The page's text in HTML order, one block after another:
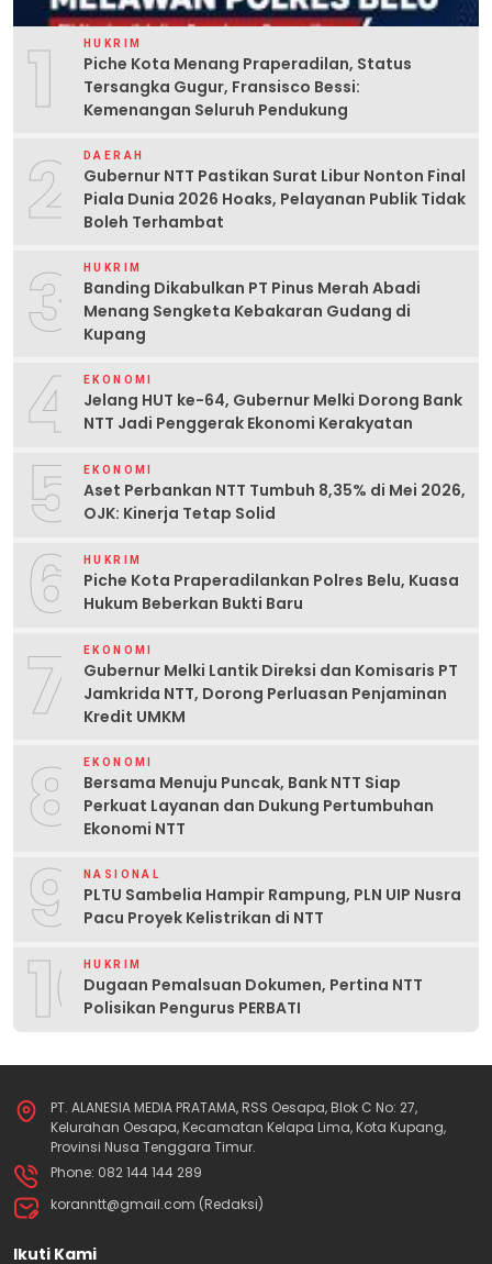
1 HUKRIM
Piche Kota Menang Praperadilan, Status
Tersangka Gugur, Fransisco Bessi:
Kemenangan Seluruh Pendukung
2 DAERAH
Gubernur NTT Pastikan Surat Libur Nonton Final
Piala Dunia 2026 Hoaks, Pelayanan Publik Tidak
Boleh Terhambat
3 HUKRIM
Banding Dikabulkan PT Pinus Merah Abadi
Menang Sengketa Kebakaran Gudang di
Kupang
4 EKONOMI
Jelang HUT ke-64, Gubernur Melki Dorong Bank
NTT Jadi Penggerak Ekonomi Kerakyatan
5 EKONOMI
Aset Perbankan NTT Tumbuh 8,35% di Mei 2026,
OJK: Kinerja Tetap Solid
6 HUKRIM
Piche Kota Praperadilankan Polres Belu, Kuasa
Hukum Beberkan Bukti Baru
7 EKONOMI
Gubernur Melki Lantik Direksi dan Komisaris PT
Jamkrida NTT, Dorong Perluasan Penjaminan
Kredit UMKM
8 EKONOMI
Bersama Menuju Puncak, Bank NTT Siap
Perkuat Layanan dan Dukung Pertumbuhan
Ekonomi NTT
9 NASIONAL
PLTU Sambelia Hampir Rampung, PLN UIP Nusra
Pacu Proyek Kelistrikan di NTT
10HUKRIM
Dugaan Pemalsuan Dokumen, Pertina NTT
Polisikan Pengurus PERBATI
PT. ALANESIA MEDIA PRATAMA, RSS Oesapa, Blok C No: 27,
Kelurahan Oesapa, Kecamatan Kelapa Lima, Kota Kupang,
Provinsi Nusa Tenggara Timur.
Phone: 082 144 144 289
koranntt@gmail.com (Redaksi)
Ikuti Kami